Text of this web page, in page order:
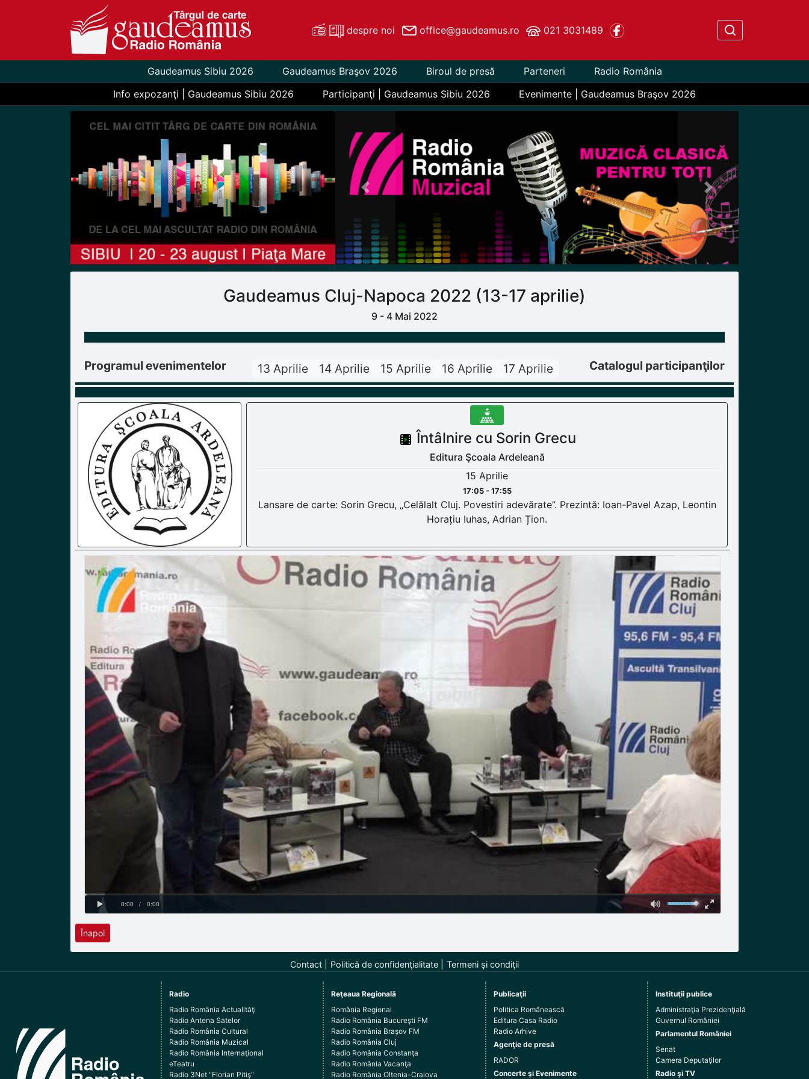
despre noi office@gaudeamus.ro 021 3031489
Gaudeamus Sibiu 2026 Gaudeamus Braşov 2026 Biroul de presă Parteneri
Radio România
Info expozanţi | Gaudeamus Sibiu 2026
Participanţi | Gaudeamus Sibiu 2026 Evenimente | Gaudeamus Braşov 2026
Previous Next
Gaudeamus Cluj-Napoca 2022 (13-17 aprilie)
9 - 4 Mai 2022
Programul evenimentelor 13 Aprilie 14 Aprilie 15 Aprilie 16 Aprilie 17 Aprilie Catalogul participanţilor
Întâlnire cu Sorin Grecu
Editura Şcoala Ardeleană
15 Aprilie
17:05 - 17:55
Lansare de carte: Sorin Grecu, „Celălalt Cluj. Povestiri adevărate”. Prezintă: Ioan-Pavel Azap, Leontin
Horațiu Iuhas, Adrian Țion.
Înapoi
Contact Politică de confidenţialitate Termeni şi condiţii
Radio
Radio România Actualităţi
Radio Antena Satelor
Radio România Cultural
Radio România Muzical
Radio România Internaţional
eTeatru
Radio 3Net "Florian Pitiş"
Reţeaua Regională
România Regional
Radio România Bucureşti FM
Radio România Braşov FM
Radio România Cluj
Radio România Constanţa
Radio România Vacanţa
Radio România Oltenia-Craiova
Publicaţii
Politica Românească
Editura Casa Radio
Radio Arhive
Agenţie de presă
RADOR
Concerte şi Evenimente
Instituţii publice
Administraţia Prezidenţială
Guvernul României
Parlamentul României
Senat
Camera Deputaţilor
Radio şi TV